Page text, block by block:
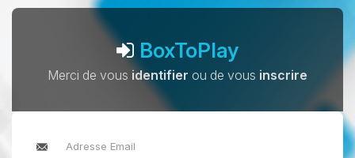
BoxToPlay
Merci de vous identifier ou de vous inscrire